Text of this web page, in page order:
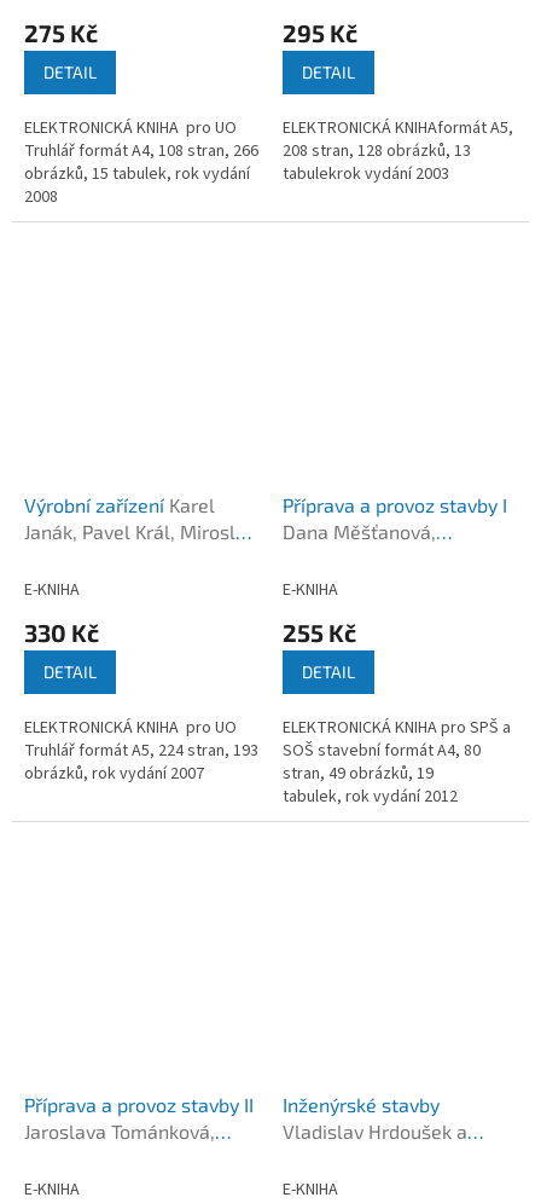
275 Kč
DETAIL
ELEKTRONICKÁ KNIHA pro UO
Truhlář formát A4, 108 stran, 266
obrázků, 15 tabulek, rok vydání
2008
295 Kč
DETAIL
ELEKTRONICKÁ KNIHAformát A5,
208 stran, 128 obrázků, 13
tabulekrok vydání 2003
Výrobní zařízení Karel
Janák, Pavel Král, Miroslav
E-KNIHA
330 Kč
DETAIL
ELEKTRONICKÁ KNIHA pro UO
Truhlář formát A5, 224 stran, 193
obrázků, rok vydání 2007
Příprava a provoz stavby I
Dana Měšťanová,
kolektiv
E-KNIHA
255 Kč
DETAIL
ELEKTRONICKÁ KNIHA pro SPŠ a
SOŠ stavební formát A4, 80
stran, 49 obrázků, 19
tabulek, rok vydání 2012
Příprava a provoz stavby II
Jaroslava Tománková,
kolektiv
E-KNIHA
Inženýrské stavby
Vladislav Hrdoušek a
E-KNIHA